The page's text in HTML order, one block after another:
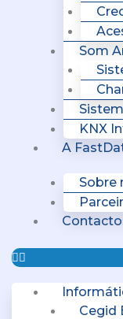
Som
KNX
A
Sobre
Cegid